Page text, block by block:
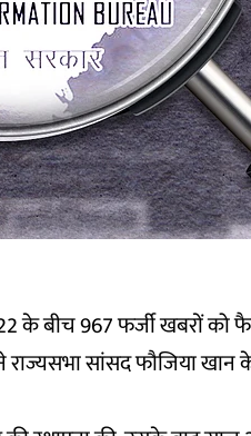
बीच 967 फर्जी खबरों को
सांसद फौजिया खान